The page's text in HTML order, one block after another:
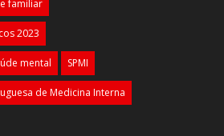
familiar
2023
mental SPMI
de Medicina Interna